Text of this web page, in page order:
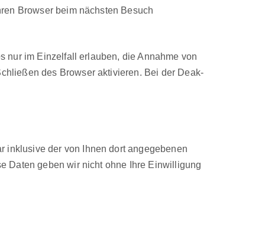
Brows­er beim näch­sten Besuch
nur im Einzelfall erlauben, die Annahme von
des Brows­er aktivieren. Bei der Deak­
inklu­sive der von Ihnen dort angegebe­nen
Dat­en geben wir nicht ohne Ihre Ein­willi­gung